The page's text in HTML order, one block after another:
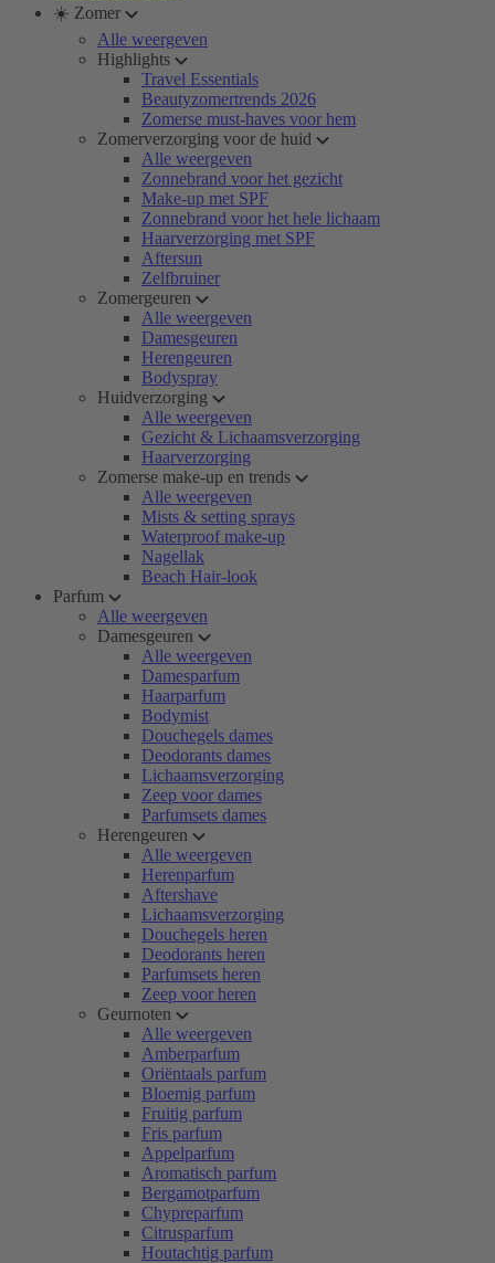
☀️ Zomer
Alle weergeven
Highlights
Travel Essentials
Beautyzomertrends 2026
Zomerse must-haves voor hem
Zomerverzorging voor de huid
Alle weergeven
Zonnebrand voor het gezicht
Make-up met SPF
Zonnebrand voor het hele lichaam
Haarverzorging met SPF
Aftersun
Zelfbruiner
Zomergeuren
Alle weergeven
Damesgeuren
Herengeuren
Bodyspray
Huidverzorging
Alle weergeven
Gezicht & Lichaamsverzorging
Haarverzorging
Zomerse make-up en trends
Alle weergeven
Mists & setting sprays
Waterproof make-up
Nagellak
Beach Hair-look
Parfum
Alle weergeven
Damesgeuren
Alle weergeven
Damesparfum
Haarparfum
Bodymist
Douchegels dames
Deodorants dames
Lichaamsverzorging
Zeep voor dames
Parfumsets dames
Herengeuren
Alle weergeven
Herenparfum
Aftershave
Lichaamsverzorging
Douchegels heren
Deodorants heren
Parfumsets heren
Zeep voor heren
Geurnoten
Alle weergeven
Amberparfum
Oriëntaals parfum
Bloemig parfum
Fruitig parfum
Fris parfum
Appelparfum
Aromatisch parfum
Bergamotparfum
Chypreparfum
Citrusparfum
Houtachtig parfum